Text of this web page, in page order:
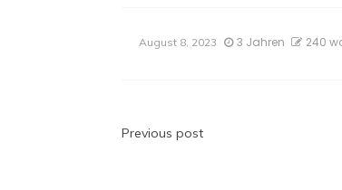
August 8, 2023 3 Jahren 240
Previous post